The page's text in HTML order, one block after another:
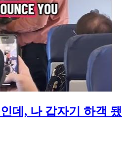
데, 나 갑자기 하객 됐